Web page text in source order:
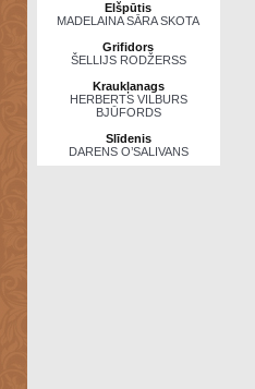
Elšpūtis
MADELAINA SĀRA SKOTA
Grifidors
ŠELLIJS RODŽERSS
Kraukļanags
HERBERTS VILBURS
BJŪFORDS
Slīdenis
DARENS O’SALIVANS